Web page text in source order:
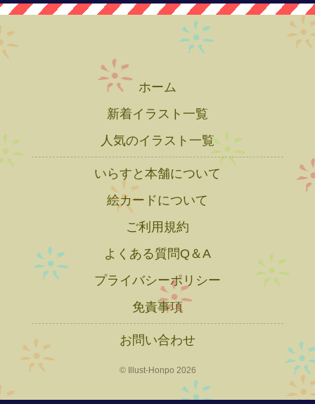
ホーム
新着イラスト一覧
人気のイラスト一覧
いらすと本舗について
絵カードについて
ご利用規約
よくある質問Q＆A
プライバシーポリシー
免責事項
お問い合わせ
© Illust-Honpo 2026